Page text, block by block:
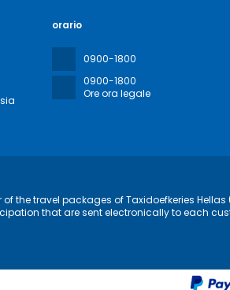
orario
0900-1800
0900-1800
Ore ora legale
the travel packages of Taxidoefkeries
that are sent electronically to each